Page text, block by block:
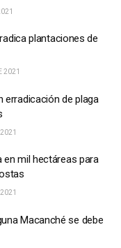
plantaciones de
2021
erradicación de plaga
mil hectáreas para
Macanché se debe